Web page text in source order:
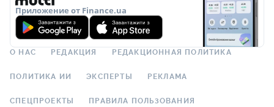
Приложение от Finance.ua
О НАС РЕДАКЦИЯ РЕДАКЦИОННАЯ ПОЛИТИКА
ПОЛИТИКА ИИ ЭКСПЕРТЫ РЕКЛАМА
СПЕЦПРОЕКТЫ ПРАВИЛА ПОЛЬЗОВАНИЯ